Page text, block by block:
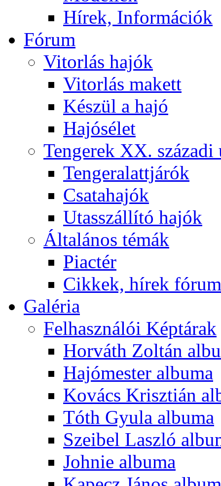
Hírek, Információk
Fórum
Vitorlás hajók
Vitorlás makett
Készül a hajó
Hajósélet
Tengerek XX. századi
Tengeralattjárók
Csatahajók
Utasszállító hajók
Általános témák
Piactér
Cikkek, hírek
Galéria
Felhasználói Képtárak
Horváth Zoltán
Hajómester albuma
Kovács Krisztián
Tóth Gyula albuma
Szeibel Laszló
Johnie albuma